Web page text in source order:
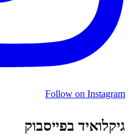
Follow on Instagram
גיקלואיד בפייסבוק